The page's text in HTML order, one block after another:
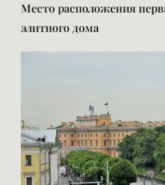
Место расположения
элитного дома